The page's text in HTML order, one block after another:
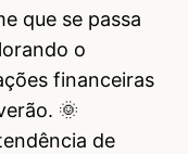
que se passa
o
financeiras
🌞
de